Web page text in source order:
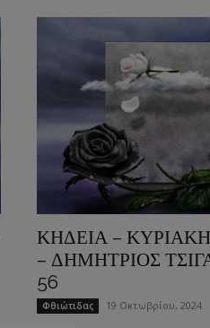
ΚΗΔΕΙΑ –
– ΔΗΜΗΤΡΙΟΣ
56
Φθιώτιδας 19 Οκτωβρίου, 2024